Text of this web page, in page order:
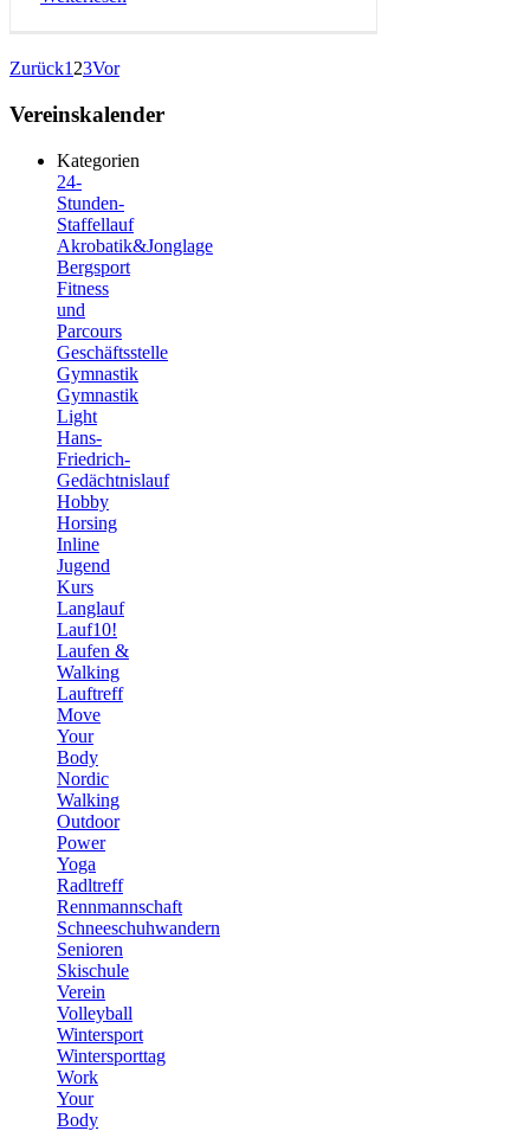
Zurück123Vor
Vereinskalender
Kategorien
24-
Stunden-
Staffellauf
Akrobatik&Jonglage
Bergsport
Fitness
und
Parcours
Geschäftsstelle
Gymnastik
Gymnastik
Light
Hans-
Friedrich-
Gedächtnislauf
Hobby
Horsing
Inline
Jugend
Kurs
Langlauf
Lauf10!
Laufen &
Walking
Lauftreff
Move
Your
Body
Nordic
Walking
Outdoor
Power
Yoga
Radltreff
Rennmannschaft
Schneeschuhwandern
Senioren
Skischule
Verein
Volleyball
Wintersport
Wintersporttag
Work
Your
Body